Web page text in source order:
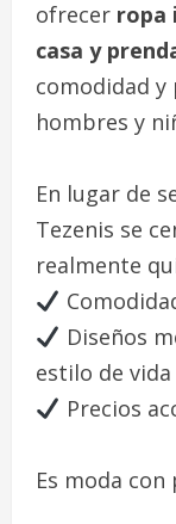
ofrecer ropa
casa y
comodidad y
hombres y
En lugar de
Tezenis se
realmente
Diseños
estilo de vida
Precios
Es moda